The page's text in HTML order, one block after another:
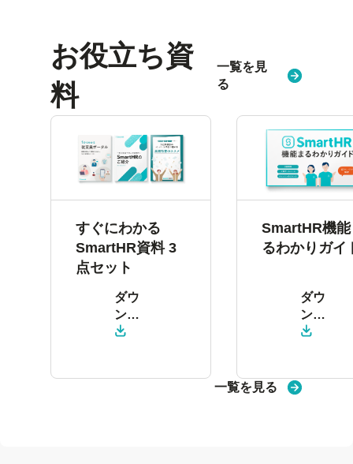
お役立ち資
料
一覧を見
る
すぐにわかる
SmartHR資料 3
点セット
ダウ
ン
ロー
SmartHR機
るわかりガイ
ダウ
ン
ロー
一覧を見る